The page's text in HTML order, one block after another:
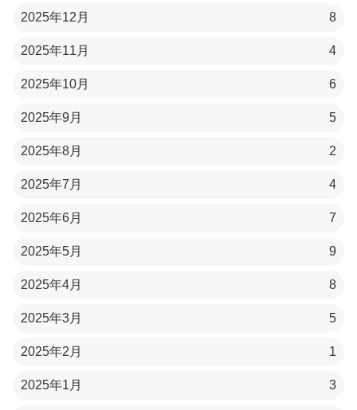
2025年12月 8
2025年11月 4
2025年10月 6
2025年9月 5
2025年8月 2
2025年7月 4
2025年6月 7
2025年5月 9
2025年4月 8
2025年3月 5
2025年2月 1
2025年1月 3